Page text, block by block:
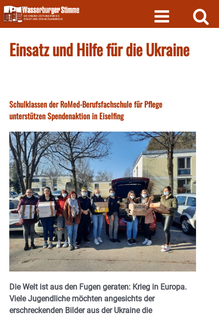
Skip
to
content
Einsatz und Hilfe für die Ukraine
Schulklassen der RoMed-Berufsfachschule für Pflege
unterstützen Spendenaktion in Eiselfing
Die Welt ist aus den Fugen geraten: Krieg in Europa.
Viele Jugendliche möchten angesichts der
erschreckenden Bilder aus der Ukraine die